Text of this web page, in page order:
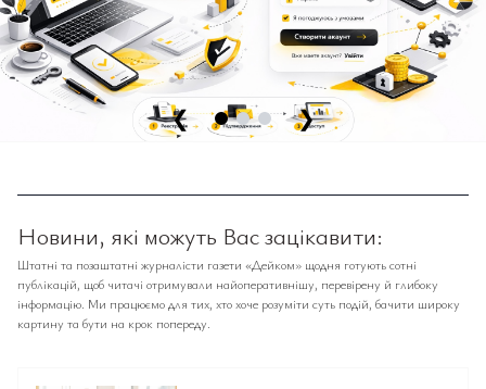
❮ ❯
Новини, які можуть Вас зацікавити:
Штатні та позаштатні журналісти газети «Дейком» щодня готують сотні
публікацій, щоб читачі отримували найоперативнішу, перевірену й глибоку
інформацію. Ми працюємо для тих, хто хоче розуміти суть подій, бачити широку
картину та бути на крок попереду.